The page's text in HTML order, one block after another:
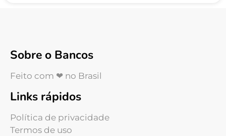
Sobre o Bancos
Feito com ❤ no Brasil
Links rápidos
Política de privacidade
Termos de uso